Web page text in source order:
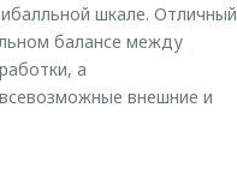
шкале. Отличный
балансе между
а
внешние и